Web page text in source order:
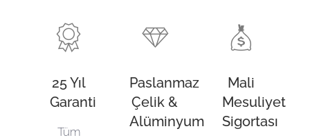
25 Yıl
Garanti
Tüm
Paslanmaz
Çelik &
Alüminyum
Mali
Mesuliyet
Sigortası